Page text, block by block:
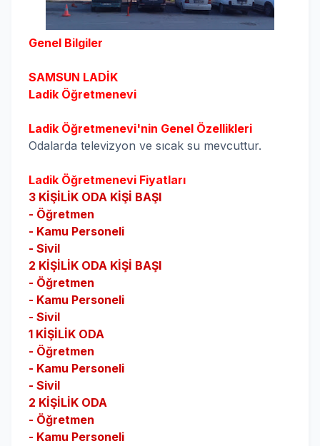
Genel Bilgiler
SAMSUN LADİK
Ladik Öğretmenevi
Ladik Öğretmenevi'nin Genel Özellikleri
Odalarda televizyon ve sıcak su mevcuttur.
Ladik Öğretmenevi Fiyatları
3 KİŞİLİK ODA KİŞİ BAŞI
- Öğretmen
- Kamu Personeli
- Sivil
2 KİŞİLİK ODA KİŞİ BAŞI
- Öğretmen
- Kamu Personeli
- Sivil
1 KİŞİLİK ODA
- Öğretmen
- Kamu Personeli
- Sivil
2 KİŞİLİK ODA
- Öğretmen
- Kamu Personeli